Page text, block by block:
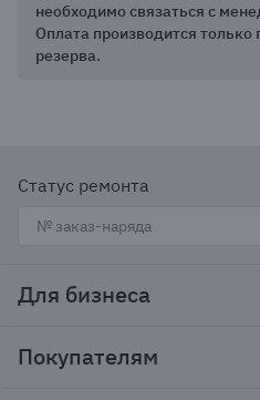
необходимо связаться с
Оплата производится
резерва.
Статус ремонта
Для бизнеса
Тендеры и гос закупки
Покупателям